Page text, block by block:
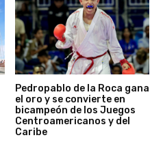
Pedropablo de la Roca gana
el oro y se convierte en
bicampeón de los Juegos
Centroamericanos y del
Caribe